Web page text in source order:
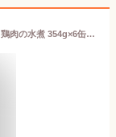
【 KIRKLAND カークランド 】チキンブレスト鶏肉の水煮 354g×6缶缶詰 チキンブロス 保存食 鶏肉水煮 薄い塩味 そのまま美味しいサラダにBBQアウトドアに 備蓄 ギフト 直送 男性